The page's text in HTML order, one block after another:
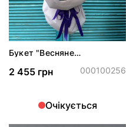
Букет "Весняне
2 455 грн 000100256
Очікується